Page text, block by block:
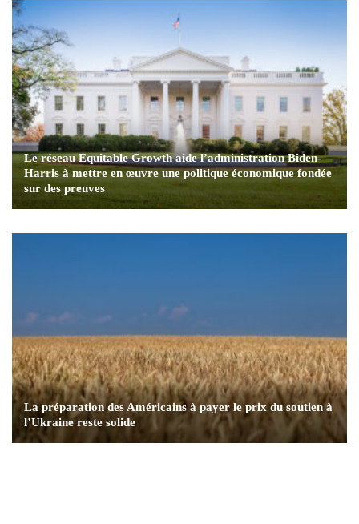
Le réseau Equitable Growth aide l’administration Biden-
Harris à mettre en œuvre une politique économique fondée
sur des preuves
La préparation des Américains à payer le prix du soutien à
l’Ukraine reste solide